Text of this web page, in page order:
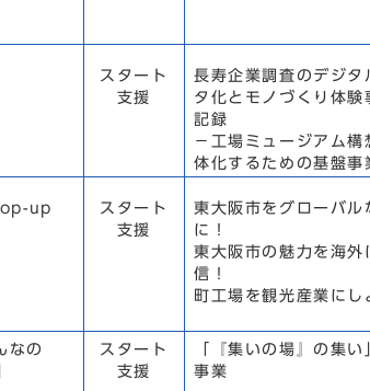
スタート
支援
長寿企業調査のデジタ
タ化とモノづくり体験
記録
－工場ミュージアム構
体化するための基盤事
up
スタート
支援
東大阪市をグローバル
に！
東大阪市の魅力を海外
信！
町工場を観光産業にし
なの
スタート
支援
「『集いの場』の集い
事業